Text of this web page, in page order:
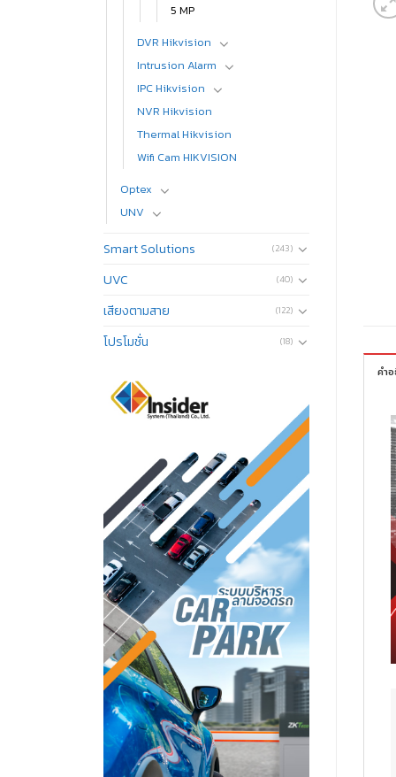
5 MP
DVR Hikvision
Intrusion Alarm
IPC Hikvision
NVR Hikvision
Thermal Hikvision
Wifi Cam HIKVISION
Optex
UNV
Smart Solutions (243)
UVC (40)
เสียงตามสาย (122)
โปรโมชั่น (18)
คำ